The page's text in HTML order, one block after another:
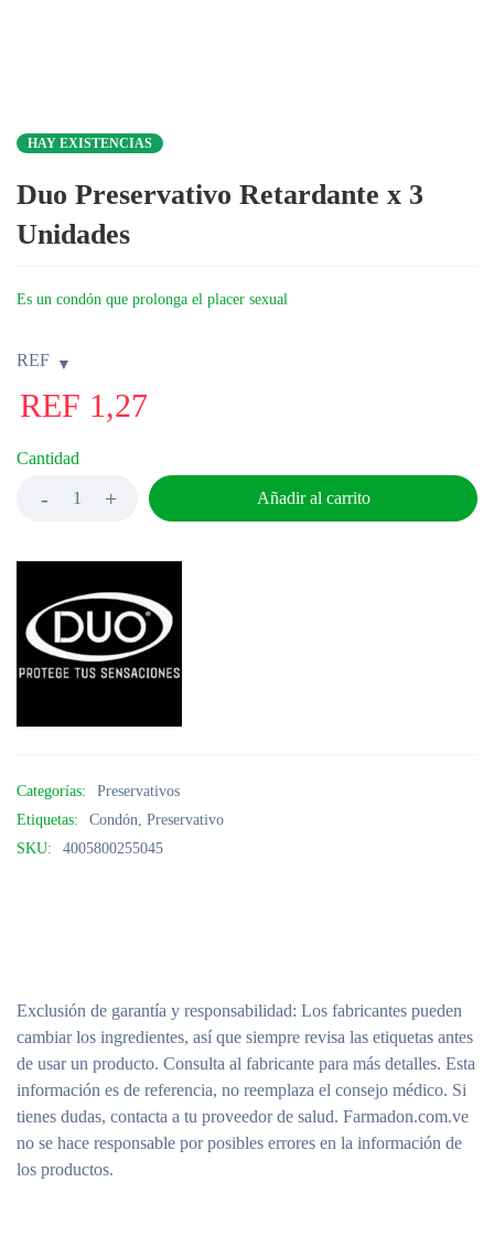
HAY EXISTENCIAS
Duo Preservativo Retardante x 3
Unidades
Es un condón que prolonga el placer sexual
REF
REF 1,27
Cantidad
Añadir al carrito
Categorías:
Preservativos
Etiquetas:
Condón Preservativo
SKU:
4005800255045
Exclusión de garantía y responsabilidad: Los fabricantes pueden
cambiar los ingredientes, así que siempre revisa las etiquetas antes
de usar un producto. Consulta al fabricante para más detalles. Esta
información es de referencia, no reemplaza el consejo médico. Si
tienes dudas, contacta a tu proveedor de salud. Farmadon.com.ve
no se hace responsable por posibles errores en la información de
los productos.